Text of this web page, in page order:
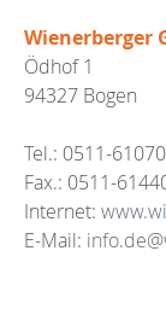
Wienerberger
Ödhof 1
94327 Bogen
Tel.: 0511-
Fax.: 0511-
Internet:
E-Mail: